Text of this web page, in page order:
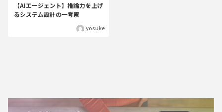
【AIエージェント】推論力を上げ
るシステム設計の一考察
yosuke